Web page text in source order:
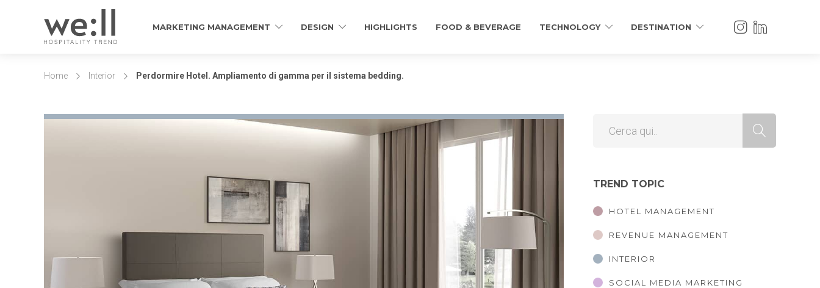
MARKETING MANAGEMENT DESIGN HIGHLIGHTS FOOD & BEVERAGE TECHNOLOGY DESTINATION
Home Interior Perdormire Hotel. Ampliamento di gamma per il sistema bedding.
TREND TOPIC
HOTEL MANAGEMENT
REVENUE MANAGEMENT
INTERIOR
SOCIAL MEDIA MARKETING